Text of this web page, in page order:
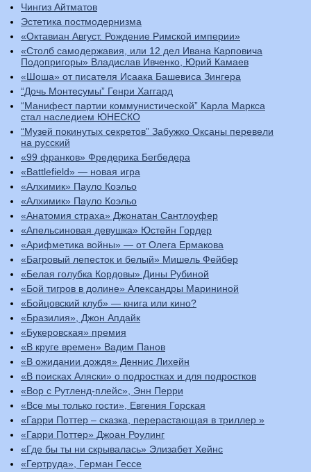
Чингиз Айтматов
Эстетика постмодернизма
«Октавиан Август. Рождение Римской империи»
«Столб самодержавия, или 12 дел Ивана Карповича
Подопригоры» Владислав Ивченко, Юрий Камаев
«Шоша» от писателя Исаака Башевиса Зингера
“Дочь Монтесумы” Генри Хаггард
“Манифест партии коммунистической” Карла Маркса
стал наследием ЮНЕСКО
“Музей покинутых секретов” Забужко Оксаны перевели
на русский
«99 франков» Фредерика Бегбедера
«Battlefield» — новая игра
«Алхимик» Пауло Коэльо
«Алхимик» Пауло Коэльо
«Анатомия страха» Джонатан Сантлоуфер
«Апельсиновая девушка» Юстейн Гордер
«Арифметика войны» — от Олега Ермакова
«Багровый лепесток и белый» Мишель Фейбер
«Белая голубка Кордовы» Дины Рубиной
«Бой тигров в долине» Александры Марининой
«Бойцовский клуб» — книга или кино?
«Бразилия», Джон Апдайк
«Букеровская» премия
«В круге времен» Вадим Панов
«В ожидании дождя» Деннис Лихейн
«В поисках Аляски» о подростках и для подростков
«Вор с Рутленд-плейс», Энн Перри
«Все мы только гости», Евгения Горская
«Гарри Поттер – сказка, перерастающая в триллер »
«Гарри Поттер» Джоан Роулинг
«Где бы ты ни скрывалась» Элизабет Хейнс
«Гертруда», Герман Гессе